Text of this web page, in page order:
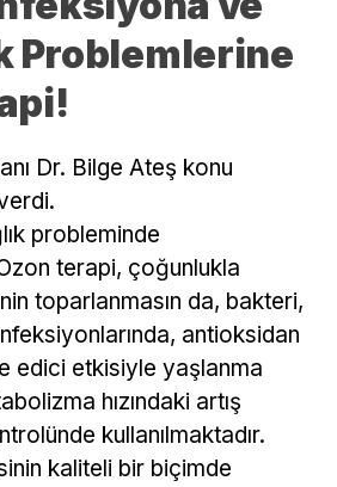
Problemlerine
Dr. Bilge Ateş konu
probleminde
terapi, çoğunlukla
toparlanmasın da, bakteri,
antioksidan
edici etkisiyle yaşlanma
hızındaki artış
kullanılmaktadır.
kaliteli bir biçimde